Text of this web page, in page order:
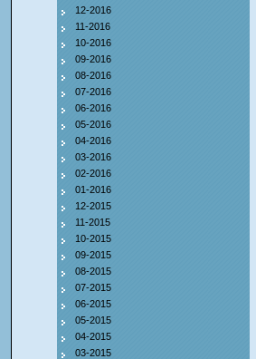
12-2016
11-2016
10-2016
09-2016
08-2016
07-2016
06-2016
05-2016
04-2016
03-2016
02-2016
01-2016
12-2015
11-2015
10-2015
09-2015
08-2015
07-2015
06-2015
05-2015
04-2015
03-2015